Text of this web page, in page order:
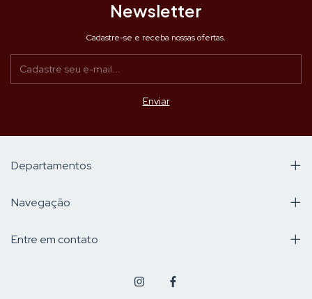
Newsletter
Cadastre-se e receba nossas ofertas.
Departamentos
Navegação
Entre em contato